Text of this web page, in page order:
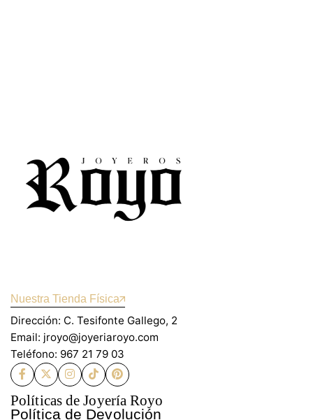
Nuestra Tienda Física
Dirección: C. Tesifonte Gallego, 2
Email: jroyo@joyeriaroyo.com
Teléfono: 967 21 79 03
Políticas de Joyería Royo
Política de Devolución